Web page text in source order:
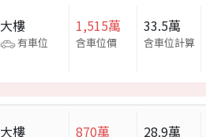
大樓
有車位
1,515萬
含車位價
33.5萬
含車位計算
大樓 870萬 28.9萬